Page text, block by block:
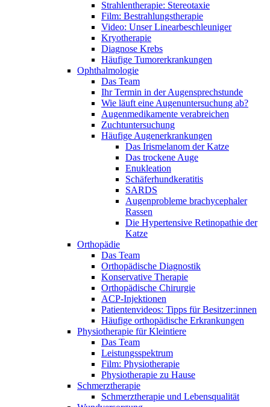
Strahlentherapie: Stereotaxie
Film: Bestrahlungstherapie
Video: Unser Linearbeschleuniger
Kryotherapie
Diagnose Krebs
Häufige Tumorerkrankungen
Ophthalmologie
Das Team
Ihr Termin in der Augensprechstunde
Wie läuft eine Augenuntersuchung ab?
Augenmedikamente verabreichen
Zuchtuntersuchung
Häufige Augenerkrankungen
Das Irismelanom der Katze
Das trockene Auge
Enukleation
Schäferhundkeratitis
SARDS
Augenprobleme brachycephaler
Rassen
Die Hypertensive Retinopathie der
Katze
Orthopädie
Das Team
Orthopädische Diagnostik
Konservative Therapie
Orthopädische Chirurgie
ACP-Injektionen
Patientenvideos: Tipps für Besitzer:innen
Häufige orthopädische Erkrankungen
Physiotherapie für Kleintiere
Das Team
Leistungsspektrum
Film: Physiotherapie
Physiotherapie zu Hause
Schmerztherapie
Schmerztherapie und Lebensqualität